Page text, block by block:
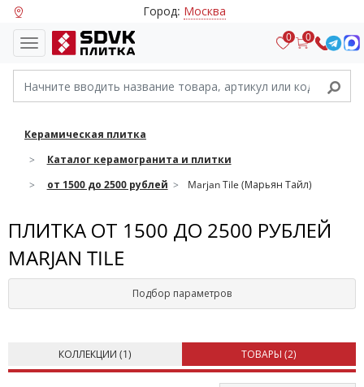
Город: Москва
0 0
Керамическая плитка
Каталог керамогранита и плитки
от 1500 до 2500 рублей
Marjan Tile (Марьян Тайл)
ПЛИТКА ОТ 1500 ДО 2500 РУБЛЕЙ
MARJAN TILE
Подбор параметров
КОЛЛЕКЦИИ (1) ТОВАРЫ (2)